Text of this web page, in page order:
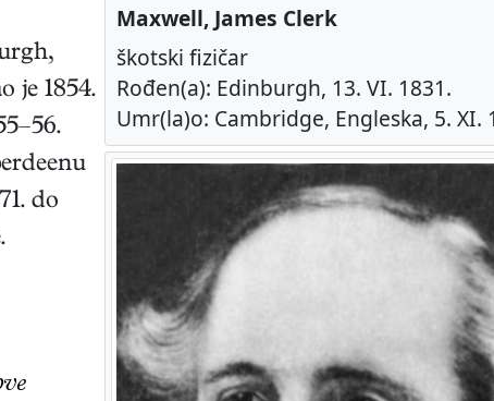
Maxwell, James Clerk
škotski fizičar
Rođen(a): Edinburgh, 13. VI. 1831.
Umr(la)o: Cambridge, Engleska, 5. XI.
,
je 1854.
do